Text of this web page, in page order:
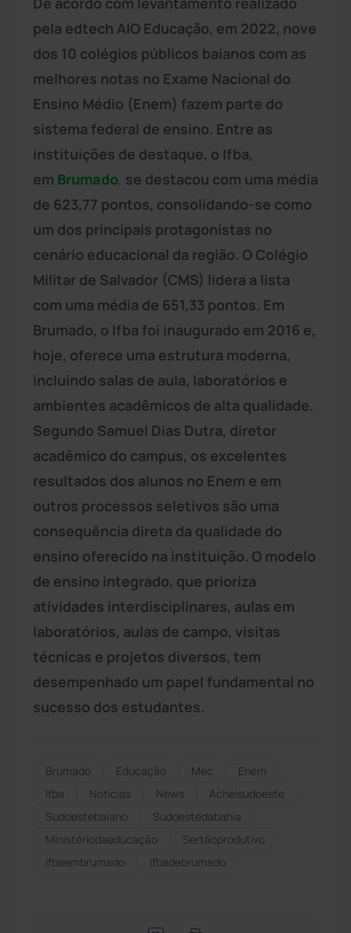
pela edtech AIO Educação, em 2022, nove
dos 10 colégios públicos baianos com as
melhores notas no Exame Nacional do
Ensino Médio (Enem) fazem parte do
sistema federal de ensino. Entre as
instituições de destaque, o Ifba,
em Brumado, se destacou com uma média
de 623,77 pontos, consolidando-se como
um dos principais protagonistas no
cenário educacional da região. O Colégio
Militar de Salvador (CMS) lidera a lista
com uma média de 651,33 pontos. Em
Brumado, o Ifba foi inaugurado em 2016 e,
hoje, oferece uma estrutura moderna,
incluindo salas de aula, laboratórios e
ambientes acadêmicos de alta qualidade.
Segundo Samuel Dias Dutra, diretor
acadêmico do campus, os excelentes
resultados dos alunos no Enem e em
outros processos seletivos são uma
consequência direta da qualidade do
ensino oferecido na instituição. O modelo
de ensino integrado, que prioriza
atividades interdisciplinares, aulas em
laboratórios, aulas de campo, visitas
técnicas e projetos diversos, tem
desempenhado um papel fundamental no
sucesso dos estudantes.
Brumado Educação Mec
Enem
Ifba
Notícias News
Acheisudoeste
Sudoestebaiano
Sudoestedabahia
Ministériodaeducação
Sertãoprodutivo
Ifbaembrumado
Ifbadebrumado